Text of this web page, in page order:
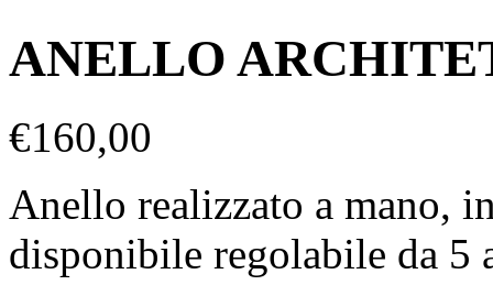
ANELLO
€160,00
Anello realizzato a mano,
disponibile regolabile da 5